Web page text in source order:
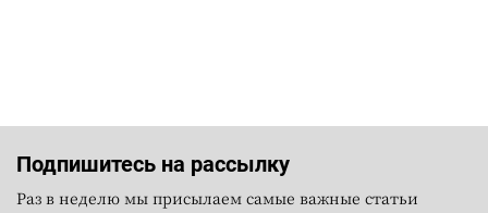
Подпишитесь на рассылку
Раз в неделю мы присылаем самые важные статьи